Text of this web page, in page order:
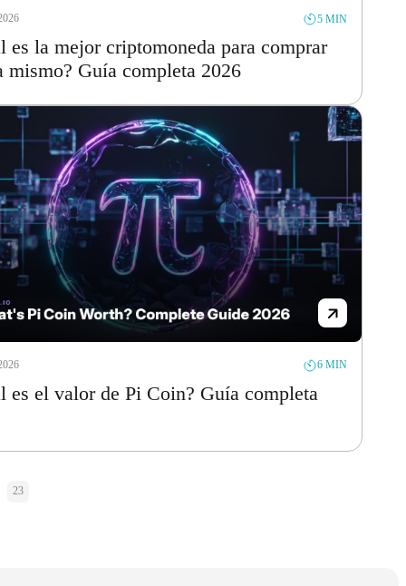
5 MIN
es la mejor criptomoneda para comprar
mismo? Guía completa 2026
6 MIN
es el valor de Pi Coin? Guía completa
23